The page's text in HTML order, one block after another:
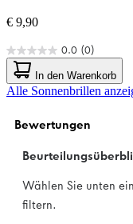
€ 9,90
0.0 (0)
0.0
von
5
Sternen.
In den Warenkorb
Alle Sonnenbrillen